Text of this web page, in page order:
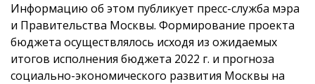
Информацию об этом публикует пресс-служба мэра
и Правительства Москвы. Формирование проекта
бюджета осуществлялось исходя из ожидаемых
итогов исполнения бюджета 2022 г. и прогноза
социально-экономического развития Москвы на